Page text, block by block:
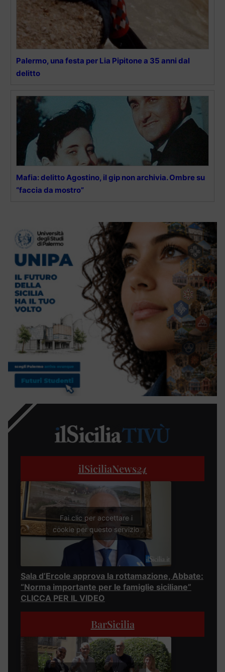
Palermo, una festa per Lia Pipitone a 35 anni dal
delitto
Mafia: delitto Agostino, il gip non archivia. Ombre su
“faccia da mostro”
ilSiciliaNews24
Fai clic per accettare i
cookie per questo servizio
Sala d’Ercole approva la rottamazione, Abbate:
“Norma importante per le famiglie siciliane”
CLICCA PER IL VIDEO
BarSicilia